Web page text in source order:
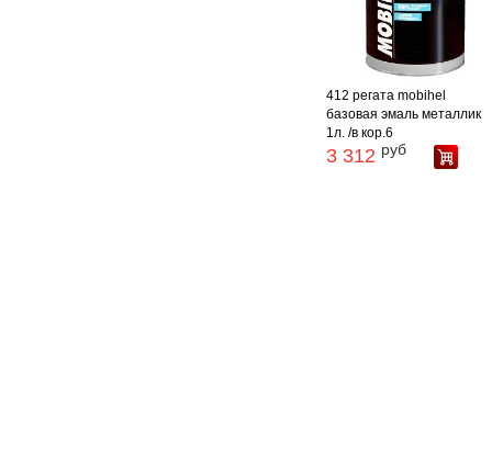
412 регата mobihel
базовая эмаль металлик
1л. /в кор.6
3 312 руб